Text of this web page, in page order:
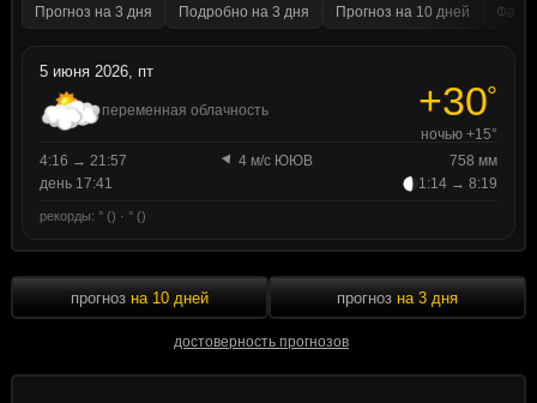
Прогноз на 3 дня Подробно на 3 дня Прогноз на 10 дней
5 июня 2026, пт
переменная облачность +30°
ночью +15°
4:16 → 21:57
4 м/с ЮЮВ
758 мм
день 17:41
1:14 → 8:19
рекорды: ° () · ° ()
прогноз на 10 дней
достоверность прогнозов
прогноз на 3 дня